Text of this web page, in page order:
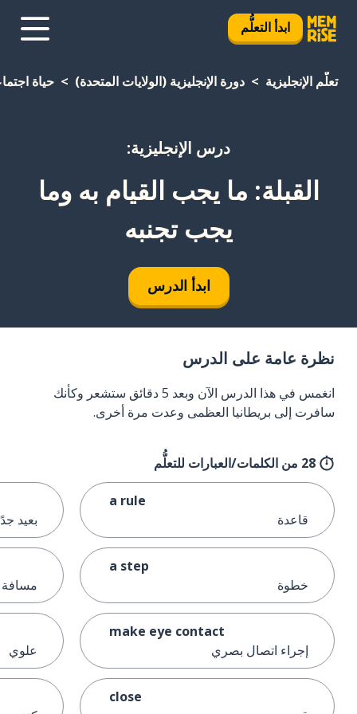
ابدأ التعلُّم
تعلَّم الإنجليزية دورة الإنجليزية (الولايات المتحدة) حياة
درس الإنجليزية:
القبلة: ما يجب القيام به وما
يجب تجنبه
ابدأ الدرس
نظرة عامة على الدرس
انغمس في هذا الدرس الآن وبعد 5 دقائق ستشعر وكأنك
سافرت إلى بريطانيا العظمى وعدت مرة أخرى.
28 من الكلمات/العبارات للتعلُّم
a rule
قاعدة
a step
خطوة
make eye contact
إجراء اتصال بصري
close
بعيد
مسافة
علوي